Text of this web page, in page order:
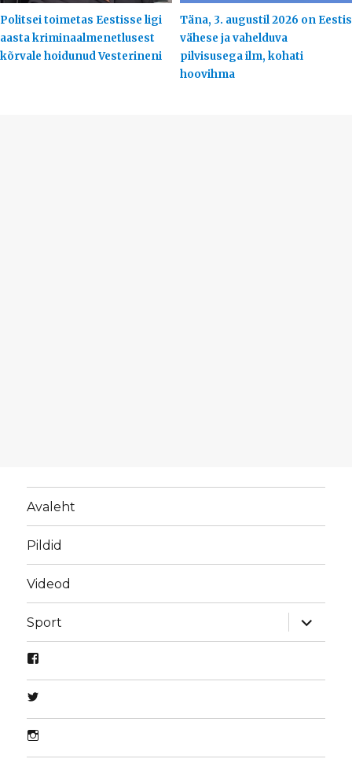
Politsei toimetas Eestisse ligi
aasta kriminaalmenetlusest
kõrvale hoidunud Vesterineni
Täna, 3. augustil 2026 on Eestis
vähese ja vahelduva
pilvisusega ilm, kohati
hoovihma
Avaleht
Pildid
Videod
Sport
laienda